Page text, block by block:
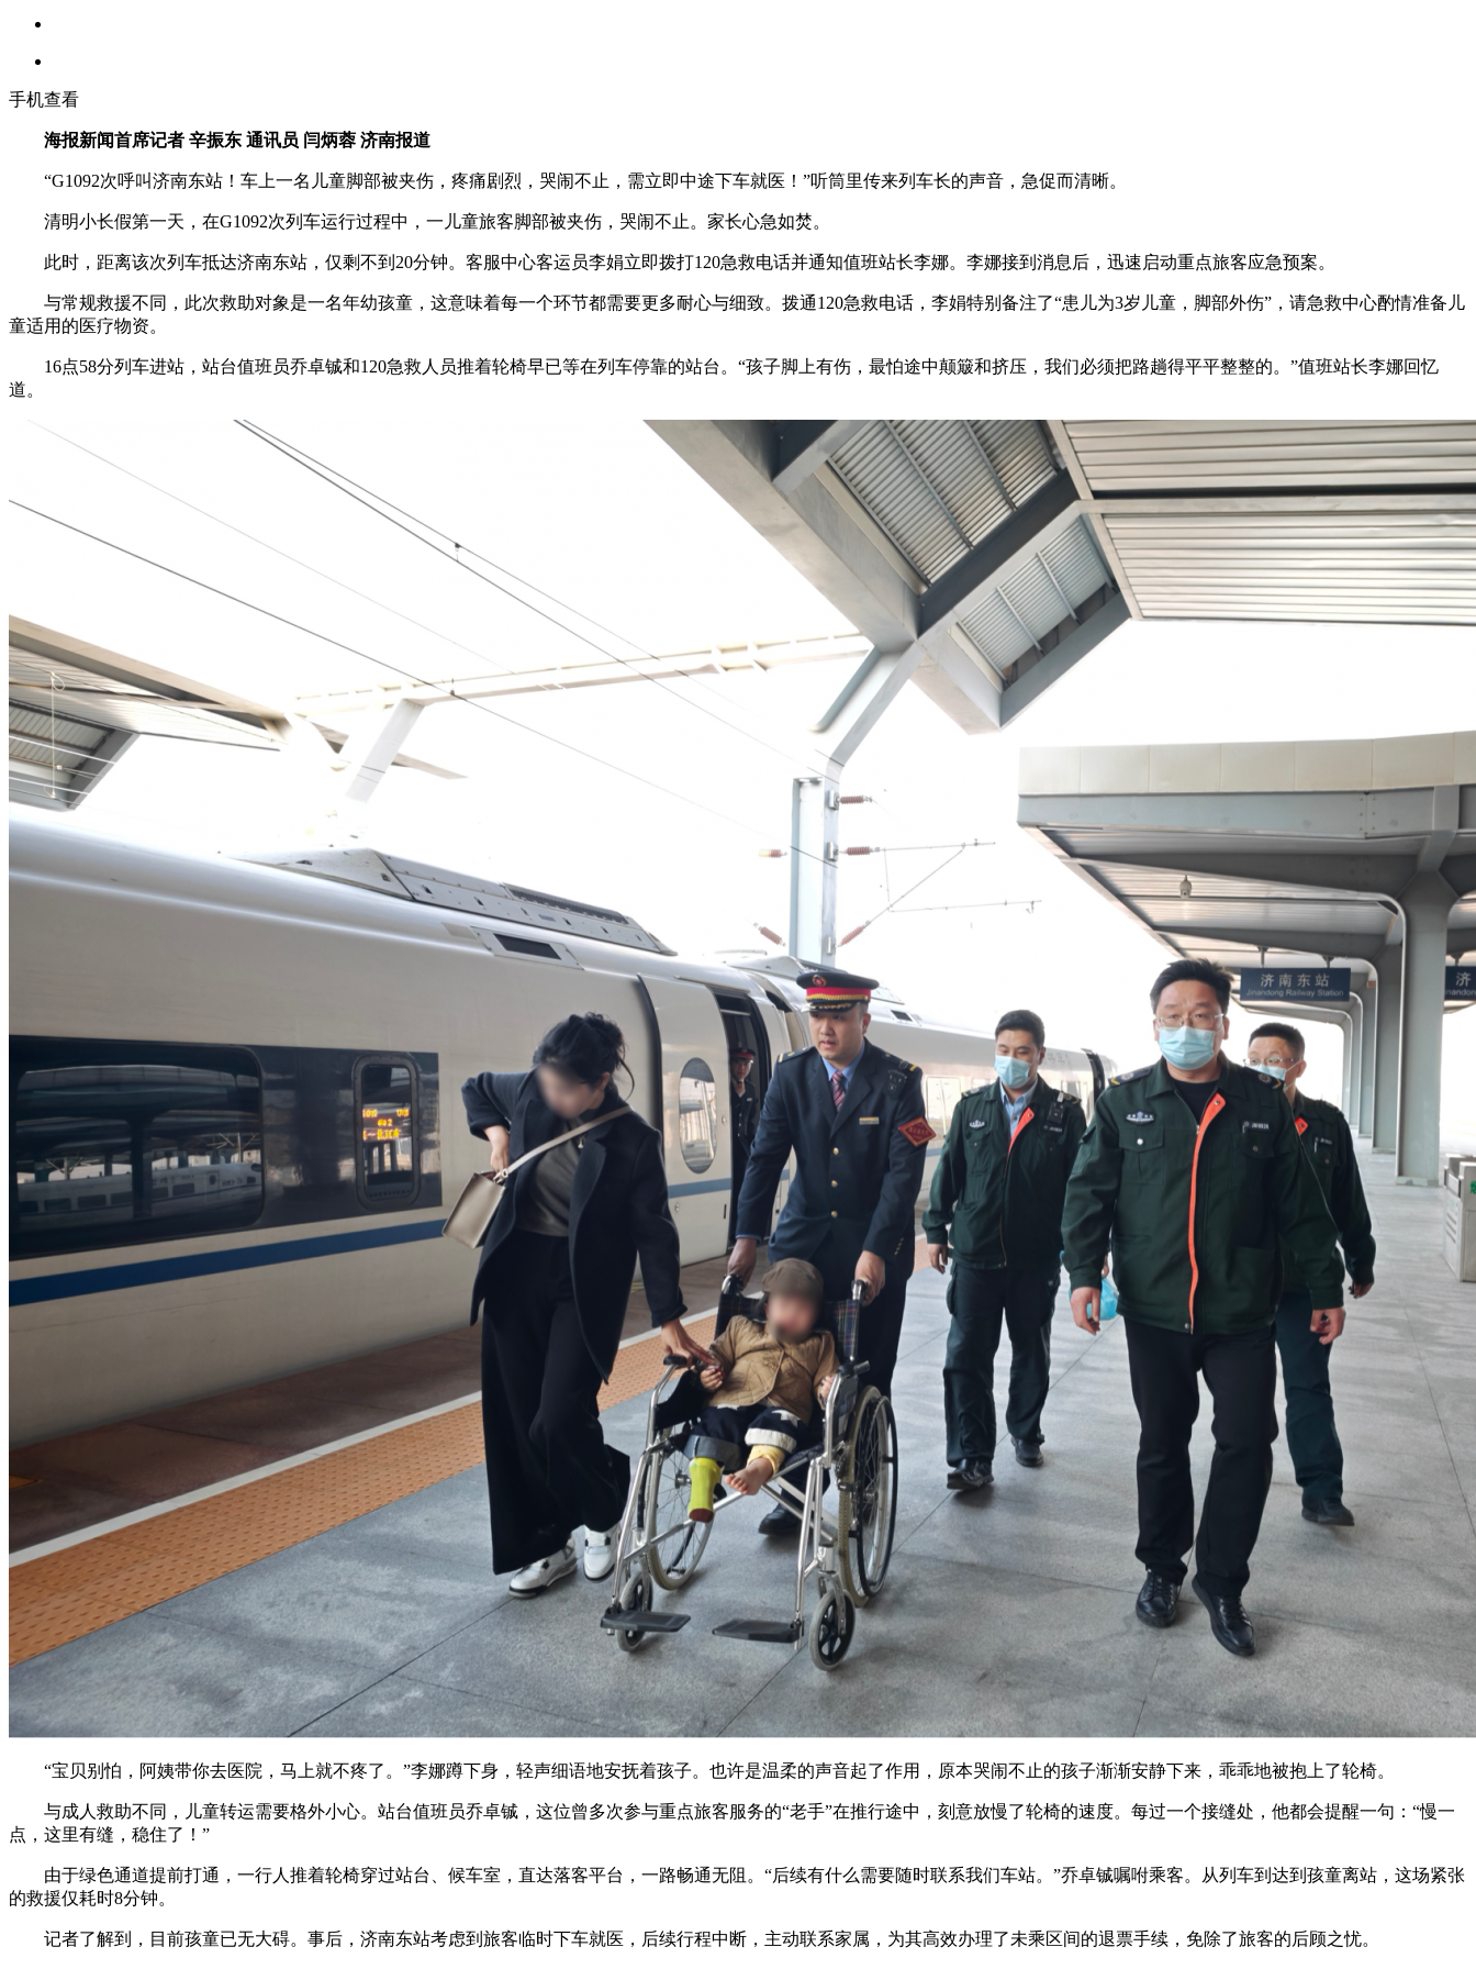
手机查看
海报新闻首席记者 辛振东 通讯员 闫炳蓉 济南报道
“G1092次呼叫济南东站！车上一名儿童脚部被夹伤，疼痛剧烈，哭闹不止，需立即中途下车就医！”听筒里传来列车长的声音，急促而清晰。
清明小长假第一天，在G1092次列车运行过程中，一儿童旅客脚部被夹伤，哭闹不止。家长心急如焚。
此时，距离该次列车抵达济南东站，仅剩不到20分钟。客服中心客运员李娟立即拨打120急救电话并通知值班站长李娜。李娜接到消息后，迅速启动重点旅客应急预案。
与常规救援不同，此次救助对象是一名年幼孩童，这意味着每一个环节都需要更多耐心与细致。拨通120急救电话，李娟特别备注了“患儿为3岁儿童，脚部外伤”，请急救中心酌情准备儿
童适用的医疗物资。
16点58分列车进站，站台值班员乔卓铖和120急救人员推着轮椅早已等在列车停靠的站台。“孩子脚上有伤，最怕途中颠簸和挤压，我们必须把路趟得平平整整的。”值班站长李娜回忆
道。
“宝贝别怕，阿姨带你去医院，马上就不疼了。”李娜蹲下身，轻声细语地安抚着孩子。也许是温柔的声音起了作用，原本哭闹不止的孩子渐渐安静下来，乖乖地被抱上了轮椅。
与成人救助不同，儿童转运需要格外小心。站台值班员乔卓铖，这位曾多次参与重点旅客服务的“老手”在推行途中，刻意放慢了轮椅的速度。每过一个接缝处，他都会提醒一句：“慢一
点，这里有缝，稳住了！”
由于绿色通道提前打通，一行人推着轮椅穿过站台、候车室，直达落客平台，一路畅通无阻。“后续有什么需要随时联系我们车站。”乔卓铖嘱咐乘客。从列车到达到孩童离站，这场紧张
的救援仅耗时8分钟。
记者了解到，目前孩童已无大碍。事后，济南东站考虑到旅客临时下车就医，后续行程中断，主动联系家属，为其高效办理了未乘区间的退票手续，免除了旅客的后顾之忧。